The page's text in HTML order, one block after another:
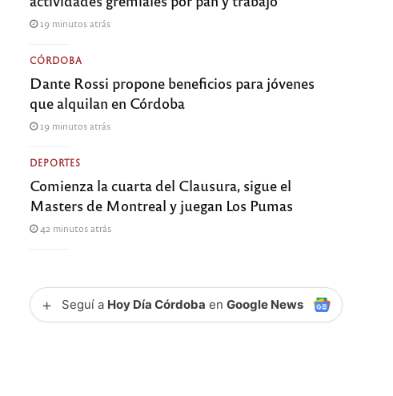
19 minutos atrás
CÓRDOBA
Dante Rossi propone beneficios para jóvenes
que alquilan en Córdoba
19 minutos atrás
DEPORTES
Comienza la cuarta del Clausura, sigue el
Masters de Montreal y juegan Los Pumas
42 minutos atrás
+ Seguí a Hoy Día Córdoba enGoogle News